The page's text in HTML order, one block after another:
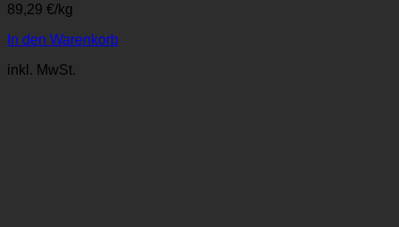
89,29 €/kg
In den Warenkorb
inkl. MwSt.